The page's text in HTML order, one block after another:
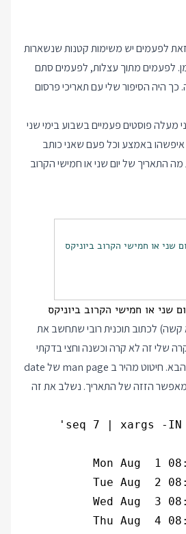
זאת לפעמים יש משימות קטנות שנשארות
לפעמים מתוך עצלות, לפעמים סתם
היה הסיפור שלי עם תאריכי פרסום
מעלה פוסטים פעמיים בשבוע בימי שני
באמצע וכל פעם שאני כותב
מה התאריך של יום שני או חמישי הקרוב
שני או חמישי הקרוב ביוניקס
לכתוב תוכנית רובי שתחשב את
שלי זה לא קרה וכשנה וחצי בדקתי
ביומן מהו תאריך הפרסום הבא. חיטוט מהיר ב man page של date
הזזה של התאריך. נשלב את זה